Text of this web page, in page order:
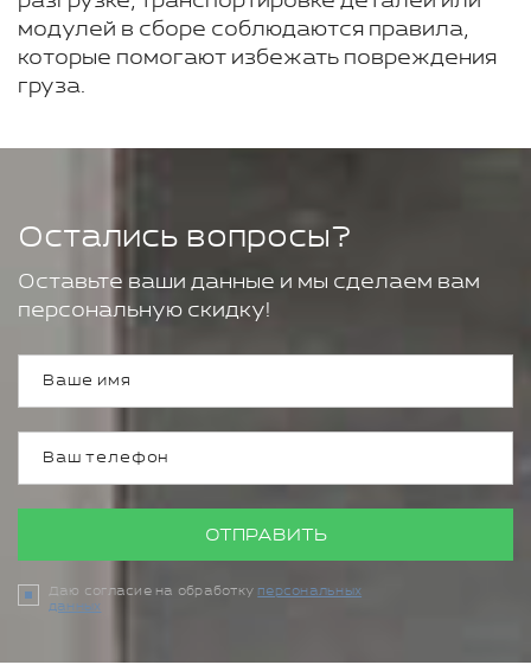
модулей в сборе соблюдаются правила,
которые помогают избежать повреждения
груза.
Остались вопросы?
Оставьте ваши данные и мы сделаем вам
персональную скидку!
ОТПРАВИТЬ
Даю согласие на обработку персональных
данных